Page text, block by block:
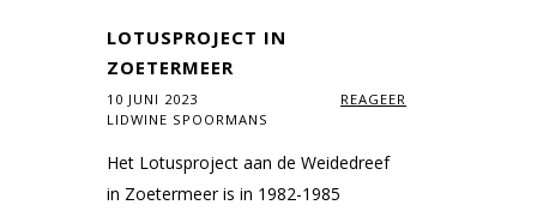
LOTUSPROJECT IN
ZOETERMEER
10 JUNI 2023
REAGEER
LIDWINE SPOORMANS
Het Lotusproject aan de Weidedreef
in Zoetermeer is in 1982-1985